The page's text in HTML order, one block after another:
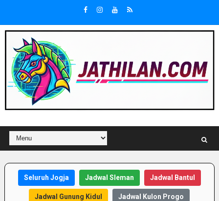
Seluruh Jogja Jadwal Sleman Jadwal Bantul
Jadwal Gunung Kidul Jadwal Kulon Progo